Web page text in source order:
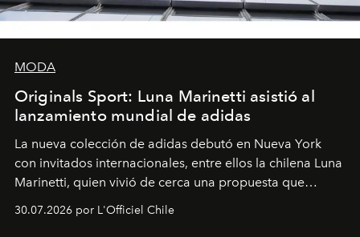
MODA
Originals Sport: Luna Marinetti asistió al
lanzamiento mundial de adidas
La nueva colección de adidas debutó en Nueva York
con invitados internacionales, entre ellos la chilena Luna
Marinetti, quien vivió de cerca una propuesta que
fusiona moda y rendimiento.
30.07.2026 por L'Officiel Chile